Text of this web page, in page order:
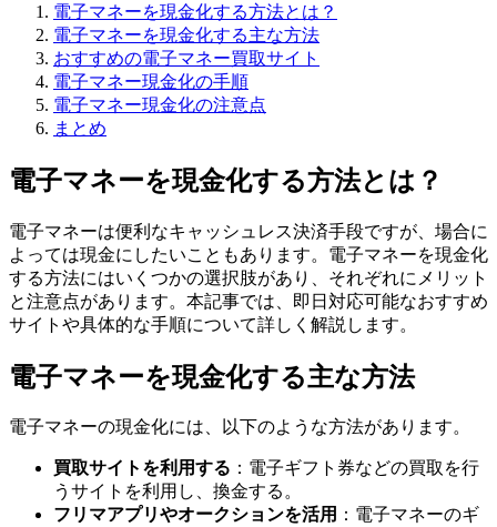
電子マネーを現金化する方法とは？
電子マネーを現金化する主な方法
おすすめの電子マネー買取サイト
電子マネー現金化の手順
電子マネー現金化の注意点
まとめ
電子マネーを現金化する方法とは？
電子マネーは便利なキャッシュレス決済手段ですが、場合に
よっては現金にしたいこともあります。電子マネーを現金化
する方法にはいくつかの選択肢があり、それぞれにメリット
と注意点があります。本記事では、即日対応可能なおすすめ
サイトや具体的な手順について詳しく解説します。
電子マネーを現金化する主な方法
電子マネーの現金化には、以下のような方法があります。
買取サイトを利用する ：電子ギフト券などの買取を行
うサイトを利用し、換金する。
フリマアプリやオークションを活用 ：電子マネーのギ